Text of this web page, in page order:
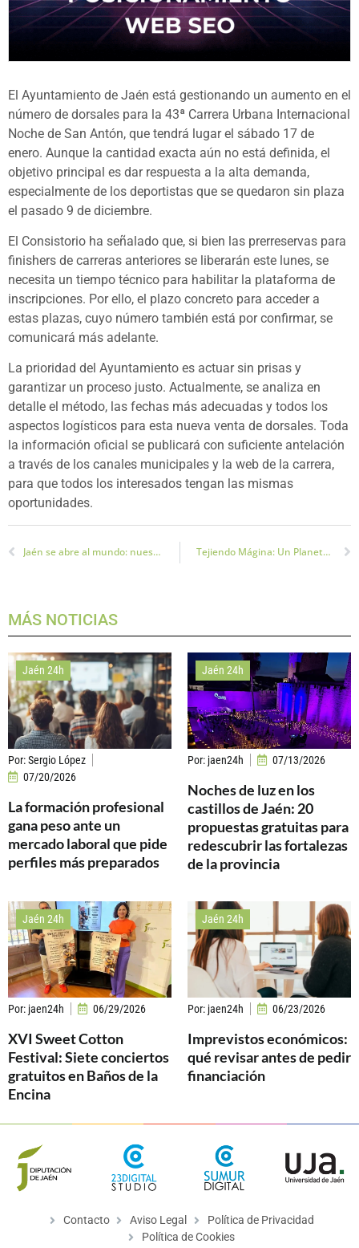
El Ayuntamiento de Jaén está gestionando un aumento en el
número de dorsales para la 43ª Carrera Urbana Internacional
Noche de San Antón, que tendrá lugar el sábado 17 de
enero. Aunque la cantidad exacta aún no está definida, el
objetivo principal es dar respuesta a la alta demanda,
especialmente de los deportistas que se quedaron sin plaza
el pasado 9 de diciembre.
El Consistorio ha señalado que, si bien las prerreservas para
finishers de carreras anteriores se liberarán este lunes, se
necesita un tiempo técnico para habilitar la plataforma de
inscripciones. Por ello, el plazo concreto para acceder a
estas plazas, cuyo número también está por confirmar, se
comunicará más adelante.
La prioridad del Ayuntamiento es actuar sin prisas y
garantizar un proceso justo. Actualmente, se analiza en
detalle el método, las fechas más adecuadas y todos los
aspectos logísticos para esta nueva venta de dorsales. Toda
la información oficial se publicará con suficiente antelación
a través de los canales municipales y la web de la carrera,
para que todos los interesados tengan las mismas
oportunidades.
Jaén se abre al mundo: nuestras Vías Verdes, ya en Google Street View Tejiendo Mágina: Un Planetario y Murales de Ganchillo que unen a una Comarca
MÁS NOTICIAS
Jaén 24h
Por:Sergio López
07/20/2026
La formación profesional
gana peso ante un
mercado laboral que pide
perfiles más preparados
Jaén 24h
Por: jaen24h 07/13/2026
Noches de luz en los
castillos de Jaén: 20
propuestas gratuitas para
redescubrir las fortalezas
de la provincia
Jaén 24h
Por: jaen24h 06/29/2026
XVI Sweet Cotton
Festival: Siete conciertos
gratuitos en Baños de la
Encina
Jaén 24h
Por: jaen24h 06/23/2026
Imprevistos económicos:
qué revisar antes de pedir
financiación
Contacto Aviso Legal
Política de Privacidad
Política de Cookies